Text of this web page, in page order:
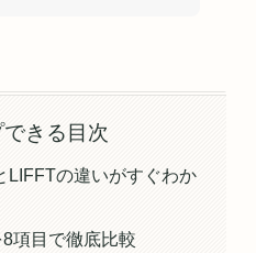
きる目次
LIFFTの違いがすぐわか
項目で徹底比較